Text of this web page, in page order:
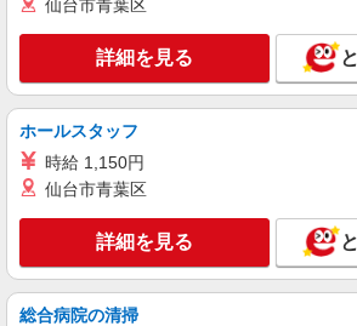
派遣社員
白河市⇒需要のある福祉
資格支援あり
時給1350円〜2062円
キープ
派遣社員
株式会社kotrio /●SD-H-1993235
仙台市青葉区
詳細を見る
ホールスタッフ
時給 1,150円
仙台市青葉区
詳細を見る
総合病院の清掃